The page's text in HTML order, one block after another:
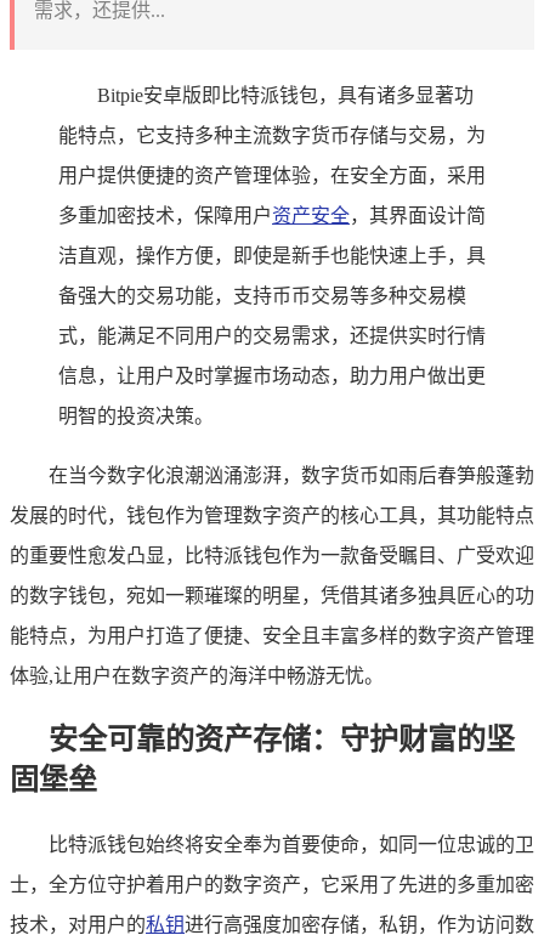
需求，还提供...
Bitpie安卓版即比特派钱包，具有诸多显著功
能特点，它支持多种主流数字货币存储与交易，为
用户提供便捷的资产管理体验，在安全方面，采用
多重加密技术，保障用户资产安全，其界面设计简
洁直观，操作方便，即使是新手也能快速上手，具
备强大的交易功能，支持币币交易等多种交易模
式，能满足不同用户的交易需求，还提供实时行情
信息，让用户及时掌握市场动态，助力用户做出更
明智的投资决策。
在当今数字化浪潮汹涌澎湃，数字货币如雨后春笋般蓬勃
发展的时代，钱包作为管理数字资产的核心工具，其功能特点
的重要性愈发凸显，比特派钱包作为一款备受瞩目、广受欢迎
的数字钱包，宛如一颗璀璨的明星，凭借其诸多独具匠心的功
能特点，为用户打造了便捷、安全且丰富多样的数字资产管理
体验,让用户在数字资产的海洋中畅游无忧。
安全可靠的资产存储：守护财富的坚
固堡垒
比特派钱包始终将安全奉为首要使命，如同一位忠诚的卫
士，全方位守护着用户的数字资产，它采用了先进的多重加密
技术，对用户的私钥进行高强度加密存储，私钥，作为访问数